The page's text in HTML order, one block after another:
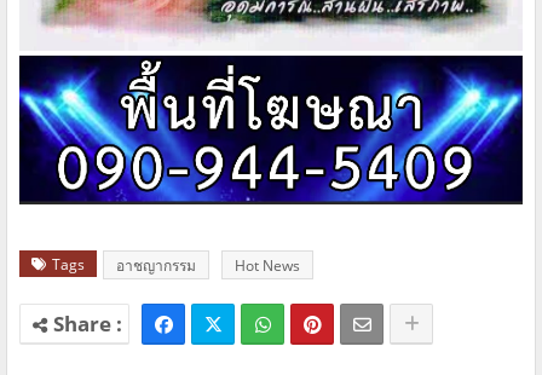
Tags อาชญากรรม Hot News